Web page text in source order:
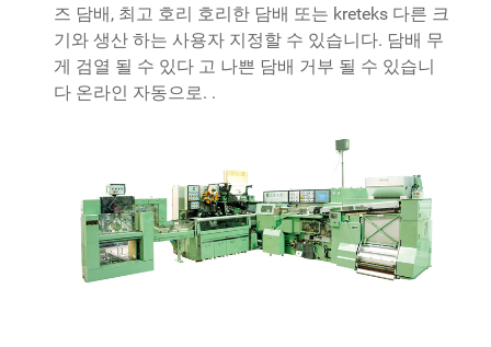
즈 담배, 최고 호리 호리한 담배 또는 kreteks 다른 크
기와 생산 하는 사용자 지정할 수 있습니다. 담배 무
게 검열 될 수 있다 고 나쁜 담배 거부 될 수 있습니
다 온라인 자동으로. .